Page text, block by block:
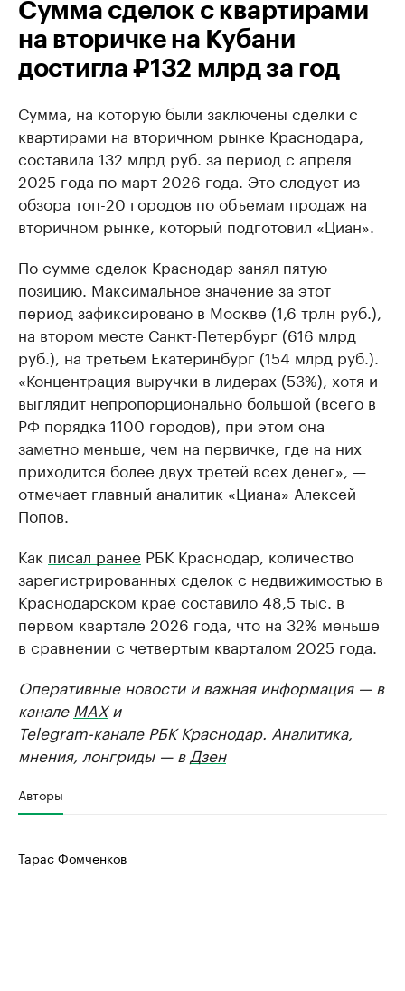
Сумма сделок с квартирами
на вторичке на Кубани
достигла ₽132 млрд за год
Сумма, на которую были заключены сделки с
квартирами на вторичном рынке Краснодара,
составила 132 млрд руб. за период с апреля
2025 года по март 2026 года. Это следует из
обзора топ-20 городов по объемам продаж на
вторичном рынке, который подготовил «Циан».
По сумме сделок Краснодар занял пятую
позицию. Максимальное значение за этот
период зафиксировано в Москве (1,6 трлн руб.),
на втором месте Санкт-Петербург (616 млрд
руб.), на третьем Екатеринбург (154 млрд руб.).
«Концентрация выручки в лидерах (53%), хотя и
выглядит непропорционально большой (всего в
РФ порядка 1100 городов), при этом она
заметно меньше, чем на первичке, где на них
приходится более двух третей всех денег», —
отмечает главный аналитик «Циана» Алексей
Попов.
Как писал ранее РБК Краснодар, количество
зарегистрированных сделок с недвижимостью в
Краснодарском крае составило 48,5 тыс. в
первом квартале 2026 года, что на 32% меньше
в сравнении с четвертым кварталом 2025 года.
Оперативные новости и важная информация — в
канале MAXи
Telegram-канале РБК Краснодар. Аналитика,
мнения, лонгриды — в Дзен
Авторы
Тарас Фомченков